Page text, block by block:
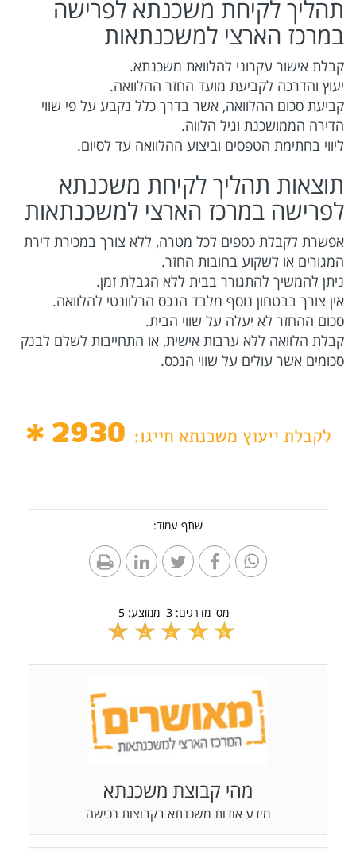
תהליך לקיחת משכנתא לפרישה
במרכז הארצי למשכנתאות
קבלת אישור עקרוני להלוואת משכנתא.
יעוץ והדרכה לקביעת מועד החזר ההלוואה.
קביעת סכום ההלוואה, אשר בדרך כלל נקבע על פי שווי
הדירה הממושכנת וגיל הלווה.
ליווי בחתימת הטפסים וביצוע ההלוואה עד לסיום.
תוצאות תהליך לקיחת משכנתא
לפרישה במרכז הארצי למשכנתאות
אפשרת לקבלת כספים לכל מטרה, ללא צורך במכירת דירת
המגורים או לשקוע בחובות החזר.
ניתן להמשיך להתגורר בבית ללא הגבלת זמן.
אין צורך בבטחון נוסף מלבד הנכס הרלוונטי להלוואה.
סכום ההחזר לא יעלה על שווי הבית.
קבלת הלוואה ללא ערבות אישית, או התחייבות לשלם לבנק
סכומים אשר עולים על שווי הנכס.
שתף עמוד:
מס' מדרגים:3 ממוצע:5
1 2 3 4 5
מהי קבוצת משכנתא
מידע אודות משכנתא בקבוצות רכישה